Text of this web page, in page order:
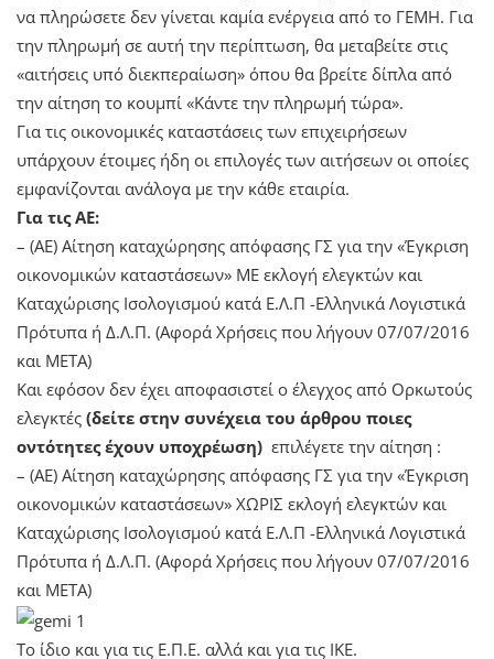
να πληρώσετε δεν γίνεται καμία ενέργεια από το ΓΕΜΗ. Για
την πληρωμή σε αυτή την περίπτωση, θα μεταβείτε στις
«αιτήσεις υπό διεκπεραίωση» όπου θα βρείτε δίπλα από
την αίτηση το κουμπί «Κάντε την πληρωμή τώρα».
Για τις οικονομικές καταστάσεις των επιχειρήσεων
υπάρχουν έτοιμες ήδη οι επιλογές των αιτήσεων οι οποίες
εμφανίζονται ανάλογα με την κάθε εταιρία.
Για τις ΑΕ:
– (AE) Αίτηση καταχώρησης απόφασης ΓΣ για την «Έγκριση
οικονομικών καταστάσεων» ME εκλογή ελεγκτών και
Καταχώρισης Ισολογισμού κατά Ε.Λ.Π -Ελληνικά Λογιστικά
Πρότυπα ή Δ.Λ.Π. (Αφορά Χρήσεις που λήγουν 07/07/2016
και META)
Και εφόσον δεν έχει αποφασιστεί ο έλεγχος από Ορκωτούς
ελεγκτές (δείτε στην συνέχεια του άρθρου ποιες
οντότητες έχουν υποχρέωση) επιλέγετε την αίτηση :
– (ΑΕ) Αίτηση καταχώρησης απόφασης ΓΣ για την «Έγκριση
οικονομικών καταστάσεων» ΧΩΡΙΣ εκλογή ελεγκτών και
Καταχώρισης Ισολογισμού κατά Ε.Λ.Π -Ελληνικά Λογιστικά
Πρότυπα ή Δ.Λ.Π. (Αφορά Χρήσεις που λήγουν 07/07/2016
και META)
Το ίδιο και για τις Ε.Π.Ε. αλλά και για τις ΙΚΕ.